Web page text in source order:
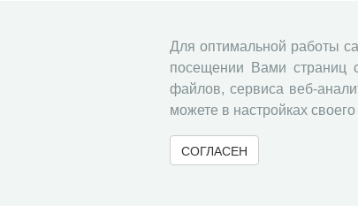
Для оптимальной работы
посещении Вами страниц
файлов, сервиса веб-
можете в настройках
СОГЛАСЕН